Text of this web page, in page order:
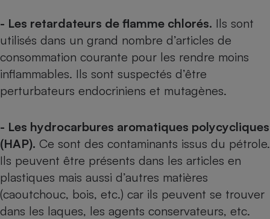
- Les retardateurs de flamme chlorés. Ils sont
utilisés dans un grand nombre d’articles de
consommation courante pour les rendre moins
inflammables. Ils sont suspectés d’être
perturbateurs endocriniens et mutagènes.
- Les hydrocarbures aromatiques polycycliques
(HAP). Ce sont des contaminants issus du pétrole.
Ils peuvent être présents dans les articles en
plastiques mais aussi d’autres matières
(caoutchouc, bois, etc.) car ils peuvent se trouver
dans les laques, les agents conservateurs, etc.